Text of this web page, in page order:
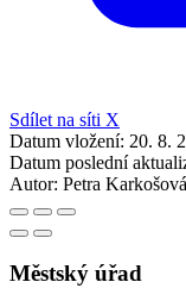
Sdílet na síti X
Datum vložení: 20. 8.
Datum poslední
Autor: Petra Karkošová
Městský úřad